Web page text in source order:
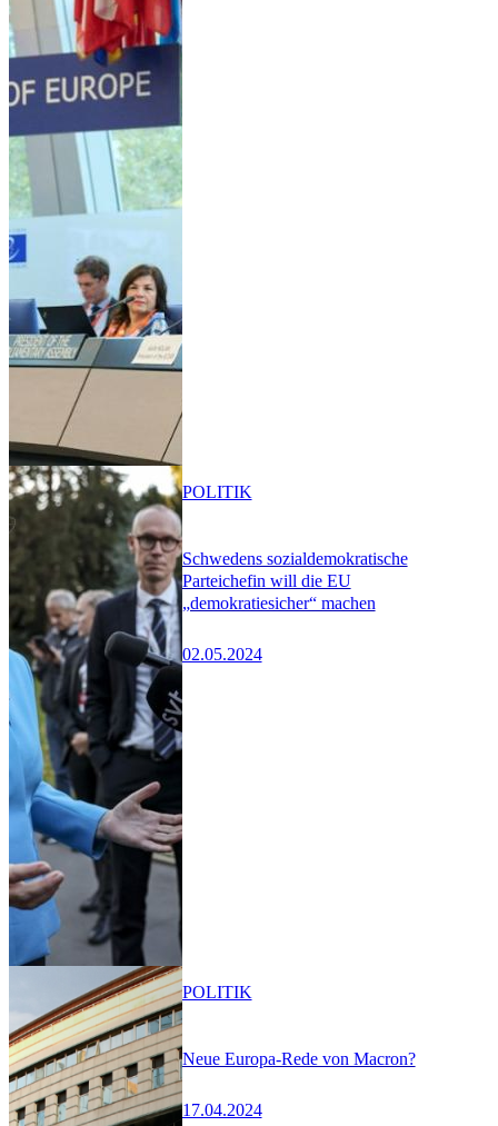
Schwedens sozialdemokratische
Parteichefin will die EU
„demokratiesicher“ machen
02.05.2024
POLITIK
Neue Europa-Rede von Macron?
17.04.2024
POLITIK